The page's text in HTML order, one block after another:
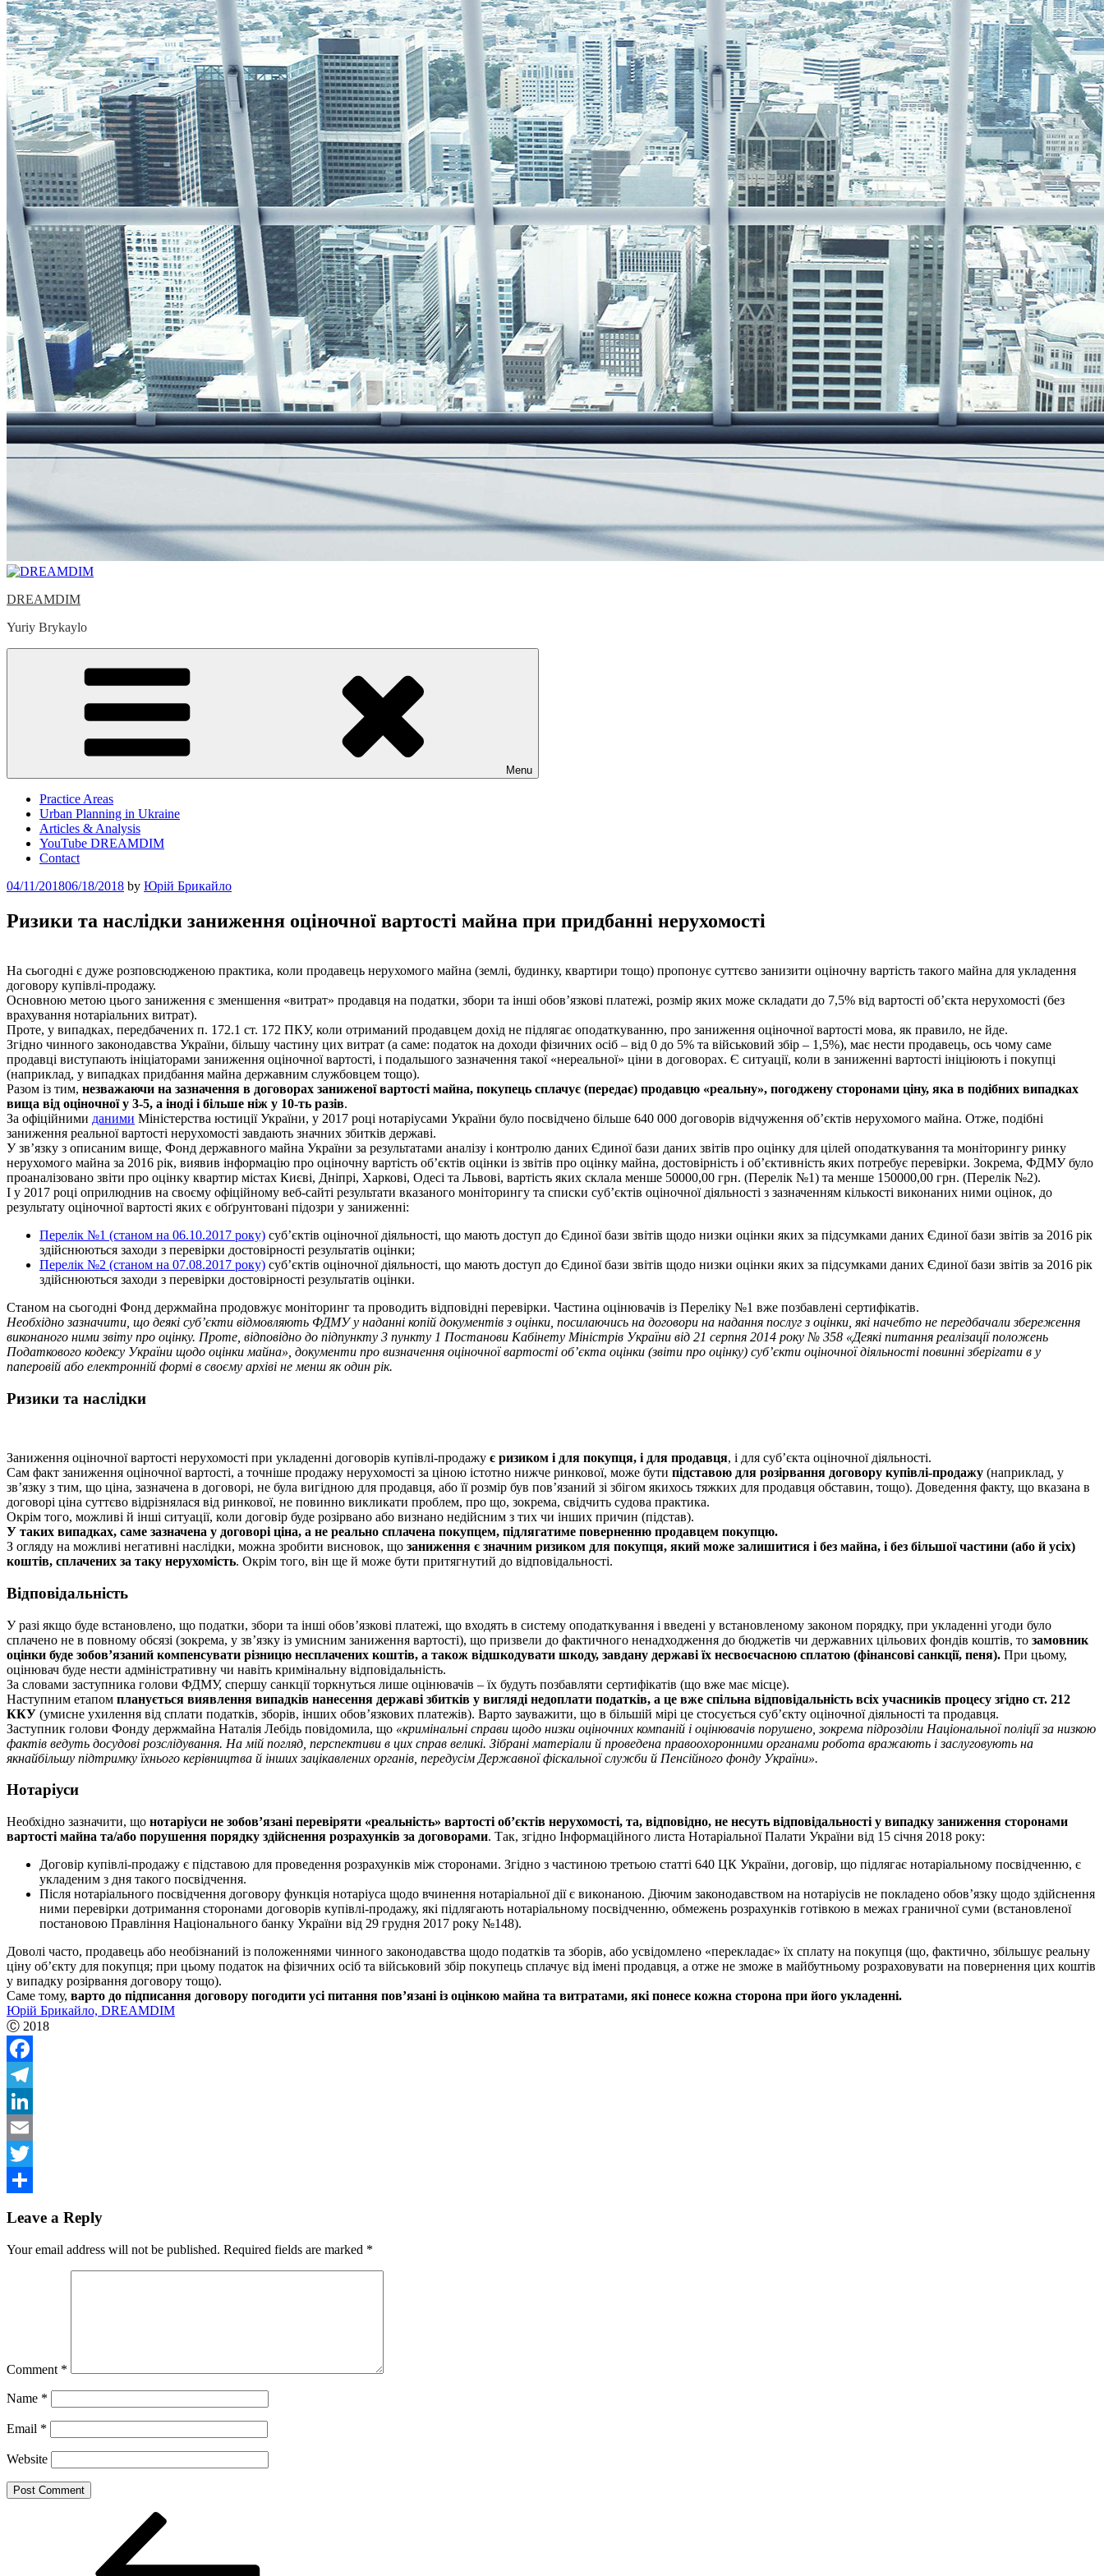
DREAMDIM
Yuriy Brykaylo
Menu
Practice Areas
Urban Planning in Ukraine
Articles & Analysis
YouTube DREAMDIM
Contact
Posted
04/11/201806/18/2018 by Юрій Брикайло
Ризики та наслідки заниження оціночної вартості майна при придбанні нерухомості
На сьогодні є дуже розповсюдженою практика, коли продавець нерухомого майна (землі, будинку, квартири тощо) пропонує суттєво занизити оціночну вартість такого майна для укладення
договору купівлі-продажу.
Основною метою цього заниження є зменшення «витрат» продавця на податки, збори та інші обов’язкові платежі, розмір яких може складати до 7,5% від вартості об’єкта нерухомості (без
врахування нотаріальних витрат).
Проте, у випадках, передбачених п. 172.1 ст. 172 ПКУ, коли отриманий продавцем дохід не підлягає оподаткуванню, про заниження оціночної вартості мова, як правило, не йде.
Згідно чинного законодавства України, більшу частину цих витрат (а саме: податок на доходи фізичних осіб – від 0 до 5% та військовий збір – 1,5%), має нести продавець, ось чому саме
продавці виступають ініціаторами заниження оціночної вартості, і подальшого зазначення такої «нереальної» ціни в договорах. Є ситуації, коли в заниженні вартості ініціюють і покупці
(наприклад, у випадках придбання майна державним службовцем тощо).
Разом із тим, незважаючи на зазначення в договорах заниженої вартості майна, покупець сплачує (передає) продавцю «реальну», погоджену сторонами ціну, яка в подібних випадках
вища від оціночної у 3-5, а іноді і більше ніж у 10-ть разів.
За офіційними даними Міністерства юстиції України, у 2017 році нотаріусами України було посвідчено більше 640 000 договорів відчуження об’єктів нерухомого майна. Отже, подібні
заниження реальної вартості нерухомості завдають значних збитків державі.
У зв’язку з описаним вище, Фонд державного майна України за результатами аналізу і контролю даних Єдиної бази даних звітів про оцінку для цілей оподаткування та моніторингу ринку
нерухомого майна за 2016 рік, виявив інформацію про оціночну вартість об’єктів оцінки із звітів про оцінку майна, достовірність і об’єктивність яких потребує перевірки. Зокрема, ФДМУ було
проаналізовано звіти про оцінку квартир містах Києві, Дніпрі, Харкові, Одесі та Львові, вартість яких склала менше 50000,00 грн. (Перелік №1) та менше 150000,00 грн. (Перелік №2).
І у 2017 році оприлюднив на своєму офіційному веб-сайті результати вказаного моніторингу та списки суб’єктів оціночної діяльності з зазначенням кількості виконаних ними оцінок, до
результату оціночної вартості яких є обґрунтовані підозри у заниженні:
Перелік №1 (станом на 06.10.2017 року) суб’єктів оціночної діяльності, що мають доступ до Єдиної бази звітів щодо низки оцінки яких за підсумками даних Єдиної бази звітів за 2016 рік
здійснюються заходи з перевірки достовірності результатів оцінки;
Перелік №2 (станом на 07.08.2017 року) суб’єктів оціночної діяльності, що мають доступ до Єдиної бази звітів щодо низки оцінки яких за підсумками даних Єдиної бази звітів за 2016 рік
здійснюються заходи з перевірки достовірності результатів оцінки.
Станом на сьогодні Фонд держмайна продовжує моніторинг та проводить відповідні перевірки. Частина оцінювачів із Переліку №1 вже позбавлені сертифікатів.
Необхідно зазначити, що деякі суб’єкти відмовляють ФДМУ у наданні копій документів з оцінки, посилаючись на договори на надання послуг з оцінки, які начебто не передбачали збереження
виконаного ними звіту про оцінку. Проте, відповідно до підпункту 3 пункту 1 Постанови Кабінету Міністрів України від 21 серпня 2014 року № 358 «Деякі питання реалізації положень
Податкового кодексу України щодо оцінки майна», документи про визначення оціночної вартості об’єкта оцінки (звіти про оцінку) суб’єкти оціночної діяльності повинні зберігати в у
паперовій або електронній формі в своєму архіві не менш як один рік.
Ризики та наслідки
Заниження оціночної вартості нерухомості при укладенні договорів купівлі-продажу є ризиком і для покупця, і для продавця, і для суб’єкта оціночної діяльності.
Сам факт заниження оціночної вартості, а точніше продажу нерухомості за ціною істотно нижче ринкової, може бути підставою для розірвання договору купівлі-продажу (наприклад, у
зв’язку з тим, що ціна, зазначена в договорі, не була вигідною для продавця, або її розмір був пов’язаний зі збігом якихось тяжких для продавця обставин, тощо). Доведення факту, що вказана в
договорі ціна суттєво відрізнялася від ринкової, не повинно викликати проблем, про що, зокрема, свідчить судова практика.
Окрім того, можливі й інші ситуації, коли договір буде розірвано або визнано недійсним з тих чи інших причин (підстав).
У таких випадках, саме зазначена у договорі ціна, а не реально сплачена покупцем, підлягатиме поверненню продавцем покупцю.
З огляду на можливі негативні наслідки, можна зробити висновок, що заниження є значним ризиком для покупця, який може залишитися і без майна, і без більшої частини (або й усіх)
коштів, сплачених за таку нерухомість. Окрім того, він ще й може бути притягнутий до відповідальності.
Відповідальність
У разі якщо буде встановлено, що податки, збори та інші обов’язкові платежі, що входять в систему оподаткування і введені у встановленому законом порядку, при укладенні угоди було
сплачено не в повному обсязі (зокрема, у зв’язку із умисним заниження вартості), що призвели до фактичного ненадходження до бюджетів чи державних цільових фондів коштів, то замовник
оцінки буде зобов’язаний компенсувати різницю несплачених коштів, а також відшкодувати шкоду, завдану державі їх несвоєчасною сплатою (фінансові санкції, пеня). При цьому,
оцінювач буде нести адміністративну чи навіть кримінальну відповідальність.
За словами заступника голови ФДМУ, спершу санкції торкнуться лише оцінювачів – їх будуть позбавляти сертифікатів (що вже має місце).
Наступним етапом планується виявлення випадків нанесення державі збитків у вигляді недоплати податків, а це вже спільна відповідальність всіх учасників процесу згідно ст. 212
ККУ (умисне ухилення від сплати податків, зборів, інших обов’язкових платежів). Варто зауважити, що в більшій мірі це стосується суб’єкту оціночної діяльності та продавця.
Заступник голови Фонду держмайна Наталія Лебідь повідомила, що «кримінальні справи щодо низки оціночних компаній і оцінювачів порушено, зокрема підрозділи Національної поліції за низкою
фактів ведуть досудові розслідування. На мій погляд, перспективи в цих справ великі. Зібрані матеріали й проведена правоохоронними органами робота вражають і заслуговують на
якнайбільшу підтримку їхнього керівництва й інших зацікавлених органів, передусім Державної фіскальної служби й Пенсійного фонду України».
Нотаріуси
Необхідно зазначити, що нотаріуси не зобов’язані перевіряти «реальність» вартості об’єктів нерухомості, та, відповідно, не несуть відповідальності у випадку заниження сторонами
вартості майна та/або порушення порядку здійснення розрахунків за договорами. Так, згідно Інформаційного листа Нотаріальної Палати України від 15 січня 2018 року:
Договір купівлі-продажу є підставою для проведення розрахунків між сторонами. Згідно з частиною третьою статті 640 ЦК України, договір, що підлягає нотаріальному посвідченню, є
укладеним з дня такого посвідчення.
Після нотаріального посвідчення договору функція нотаріуса щодо вчинення нотаріальної дії є виконаною. Діючим законодавством на нотаріусів не покладено обов’язку щодо здійснення
ними перевірки дотримання сторонами договорів купівлі-продажу, які підлягають нотаріальному посвідченню, обмежень розрахунків готівкою в межах граничної суми (встановленої
постановою Правління Національного банку України від 29 грудня 2017 року №148).
Доволі часто, продавець або необізнаний із положеннями чинного законодавства щодо податків та зборів, або усвідомлено «перекладає» їх сплату на покупця (що, фактично, збільшує реальну
ціну об’єкту для покупця; при цьому податок на фізичних осіб та військовий збір покупець сплачує від імені продавця, а отже не зможе в майбутньому розраховувати на повернення цих коштів
у випадку розірвання договору тощо).
Саме тому, варто до підписання договору погодити усі питання пов’язані із оцінкою майна та витратами, які понесe кожна сторона при його укладенні.
Юрій Брикайло, DREAMDIM
Ⓒ 2018
Facebook
Telegram
LinkedIn
Email
Twitter
Leave a Reply
Your email address will not be published. Required fields are marked *
Comment *
Name *
Email *
Website